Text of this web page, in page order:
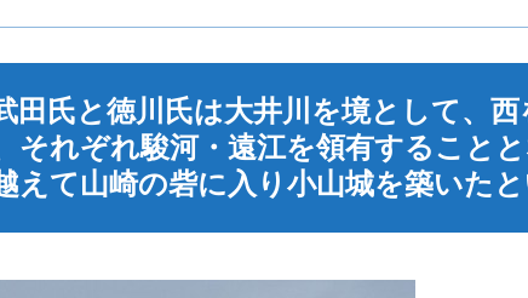
田氏と徳川氏は大井川を境として、西
それぞれ駿河・遠江を領有することと
えて山崎の砦に入り小山城を築いたと